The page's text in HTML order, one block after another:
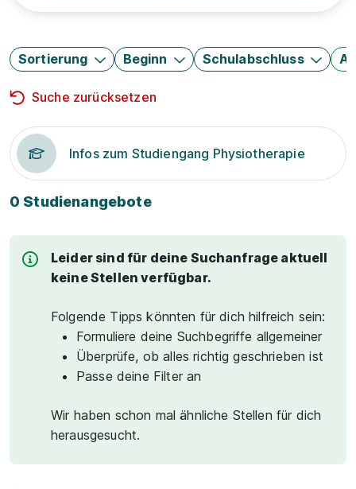
Sortierung Beginn Schulabschluss
Suche zurücksetzen
Infos zum Studiengang Physiotherapie
0 Studienangebote
Leider sind für deine Suchanfrage aktuell
keine Stellen verfügbar.
Folgende Tipps könnten für dich hilfreich sein:
Formuliere deine Suchbegriffe allgemeiner
Überprüfe, ob alles richtig geschrieben ist
Passe deine Filter an
Wir haben schon mal ähnliche Stellen für dich
herausgesucht.